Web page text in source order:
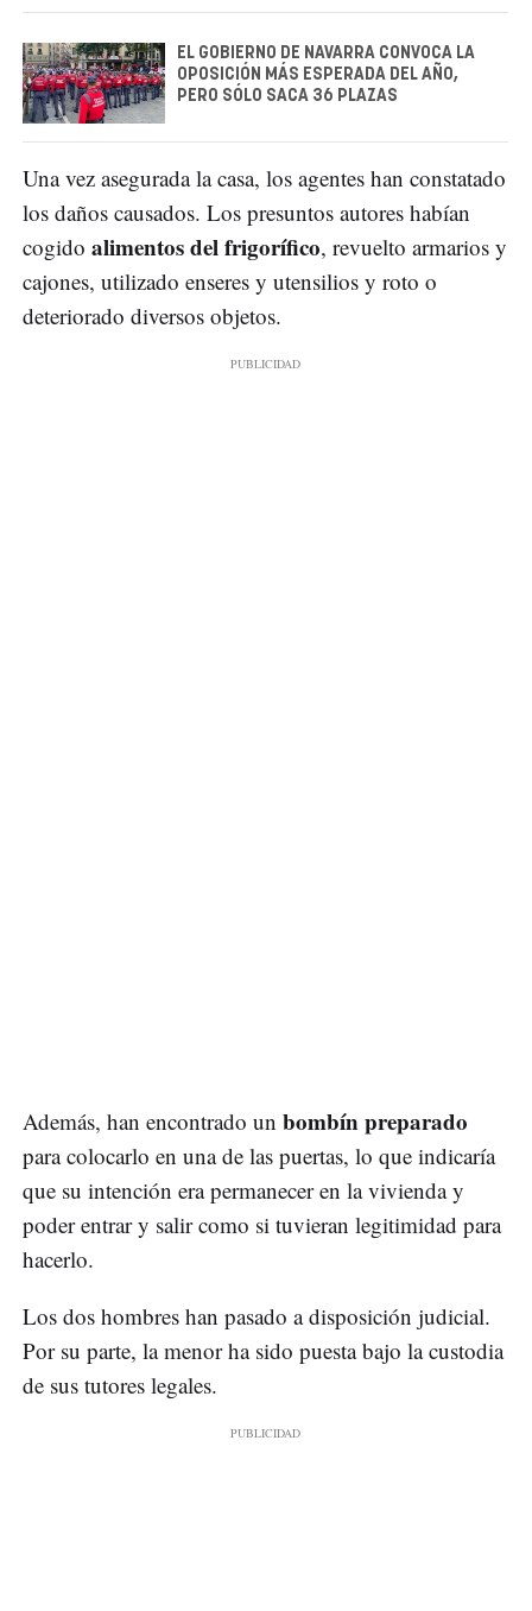
EL GOBIERNO DE NAVARRA CONVOCA LA
OPOSICIÓN MÁS ESPERADA DEL AÑO,
PERO SÓLO SACA 36 PLAZAS
Una vez asegurada la casa, los agentes han constatado
los daños causados. Los presuntos autores habían
cogido alimentos del frigorífico, revuelto armarios y
cajones, utilizado enseres y utensilios y roto o
deteriorado diversos objetos.
Además, han encontrado un bombín preparado
para colocarlo en una de las puertas, lo que indicaría
que su intención era permanecer en la vivienda y
poder entrar y salir como si tuvieran legitimidad para
hacerlo.
Los dos hombres han pasado a disposición judicial.
Por su parte, la menor ha sido puesta bajo la custodia
de sus tutores legales.